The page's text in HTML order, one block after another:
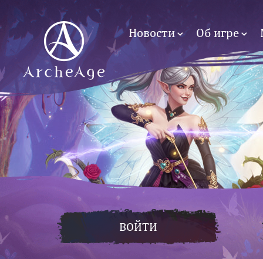
Новости Об игре
ВОЙТИ